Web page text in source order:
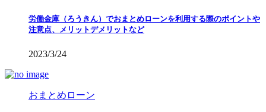
労働金庫（ろうきん）でおまとめローンを利用する際のポイントや
注意点、メリットデメリットなど
2023/3/24
おまとめローン